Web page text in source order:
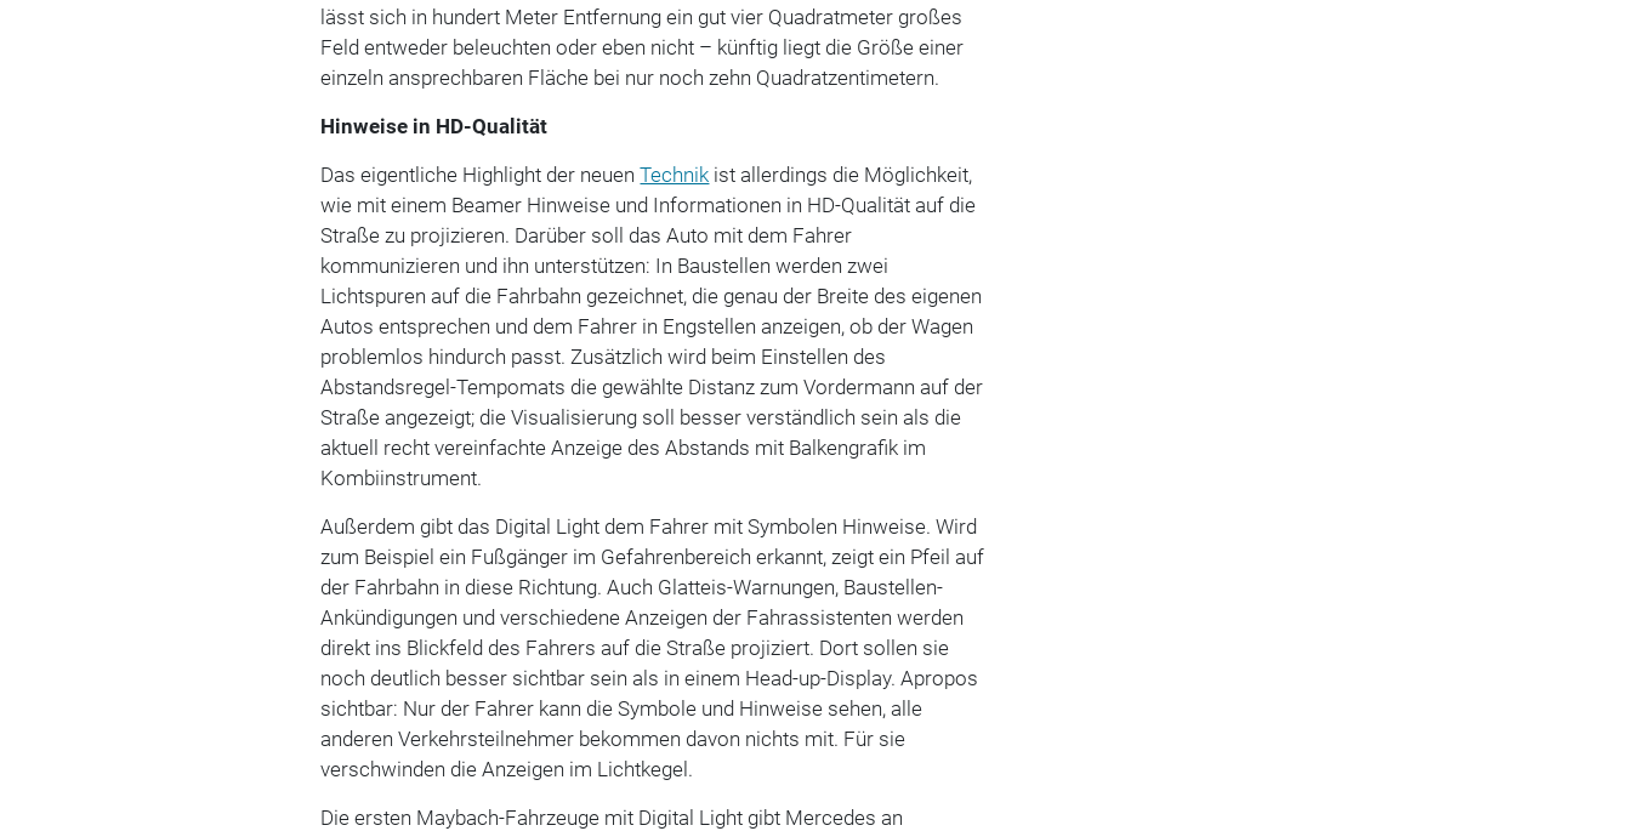
lässt sich in hundert Meter Entfernung ein gut vier Quadratmeter großes
Feld entweder beleuchten oder eben nicht – künftig liegt die Größe einer
einzeln ansprechbaren Fläche bei nur noch zehn Quadratzentimetern.
Hinweise in HD-Qualität
Das eigentliche Highlight der neuenTechnik ist allerdings die Möglichkeit,
wie mit einem Beamer Hinweise und Informationen in HD-Qualität auf die
Straße zu projizieren. Darüber soll das Auto mit dem Fahrer
kommunizieren und ihn unterstützen: In Baustellen werden zwei
Lichtspuren auf die Fahrbahn gezeichnet, die genau der Breite des eigenen
Autos entsprechen und dem Fahrer in Engstellen anzeigen, ob der Wagen
problemlos hindurch passt. Zusätzlich wird beim Einstellen des
Abstandsregel-Tempomats die gewählte Distanz zum Vordermann auf der
Straße angezeigt; die Visualisierung soll besser verständlich sein als die
aktuell recht vereinfachte Anzeige des Abstands mit Balkengrafik im
Kombiinstrument.
Außerdem gibt das Digital Light dem Fahrer mit Symbolen Hinweise. Wird
zum Beispiel ein Fußgänger im Gefahrenbereich erkannt, zeigt ein Pfeil auf
der Fahrbahn in diese Richtung. Auch Glatteis-Warnungen, Baustellen-
Ankündigungen und verschiedene Anzeigen der Fahrassistenten werden
direkt ins Blickfeld des Fahrers auf die Straße projiziert. Dort sollen sie
noch deutlich besser sichtbar sein als in einem Head-up-Display. Apropos
sichtbar: Nur der Fahrer kann die Symbole und Hinweise sehen, alle
anderen Verkehrsteilnehmer bekommen davon nichts mit. Für sie
verschwinden die Anzeigen im Lichtkegel.
Die ersten Maybach-Fahrzeuge mit Digital Light gibt Mercedes an